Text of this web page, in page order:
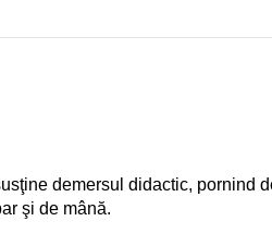
demersul didactic, pornind
şi de mână.